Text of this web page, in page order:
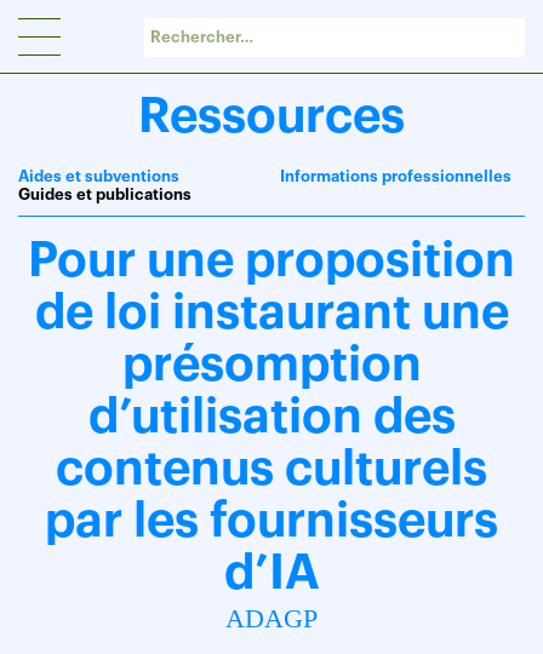
Ressources
Aides et subventions
Guides et publications
Informations professionnelles
Pour une proposition
de loi instaurant une
présomption
d’utilisation des
contenus culturels
par les fournisseurs
d’IA
ADAGP